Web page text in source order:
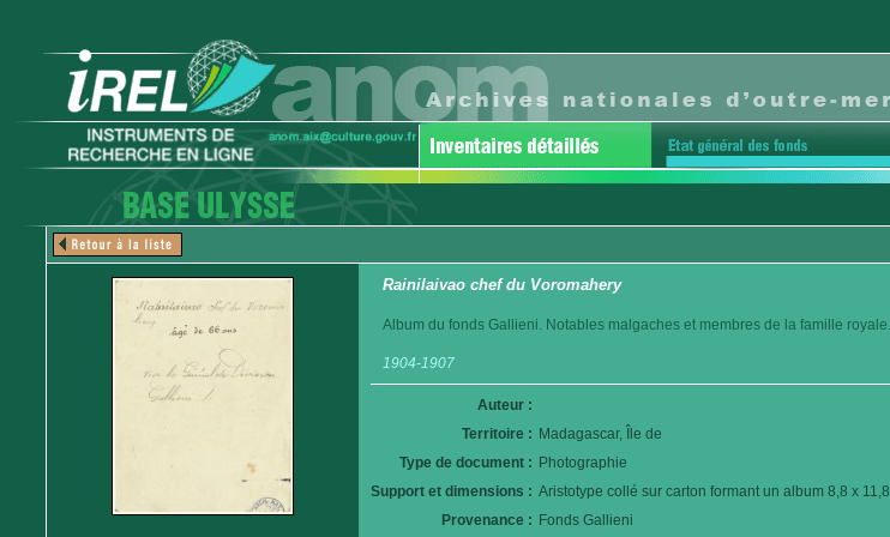
Rainilaivao chef du Voromahery
Album du fonds Gallieni. Notables malgaches et membres de la famille royale.
1904-1907
Auteur :
Territoire : Madagascar, Île de
Type de document : Photographie
Support et dimensions : Aristotype collé sur carton formant un album 8,8 x 11,8
Provenance : Fonds Gallieni